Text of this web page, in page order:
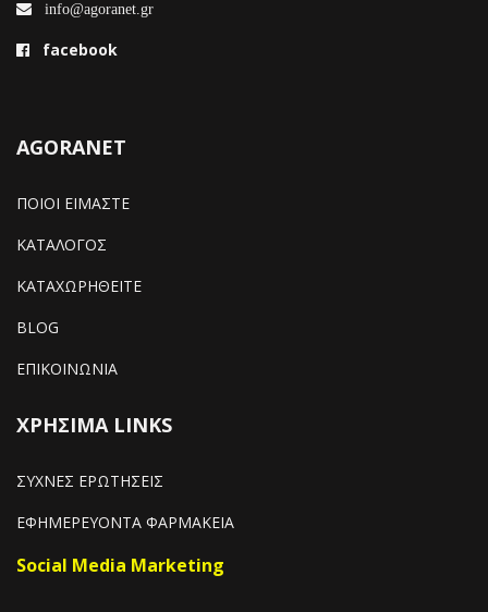
info@agoranet.gr
facebook
AGORANET
ΠΟΙΟΙ ΕΙΜΑΣΤΕ
ΚΑΤΑΛΟΓΟΣ
ΚΑΤΑΧΩΡΗΘΕΙΤΕ
BLOG
ΕΠΙΚΟΙΝΩΝΙΑ
ΧΡΗΣΙΜΑ LINKS
ΣΥΧΝΕΣ ΕΡΩΤΗΣΕΙΣ
ΕΦΗΜΕΡΕΥΟΝΤΑ ΦΑΡΜΑΚΕΙΑ
Social Media Marketing